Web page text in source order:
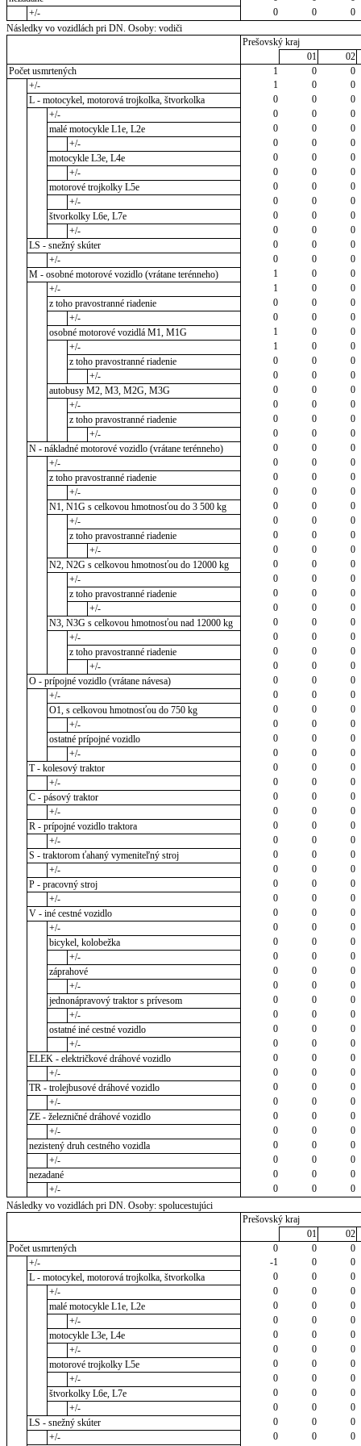
+/-
0 0 0
Následky vo vozidlách pri DN. Osoby: vodiči
Prešovský kraj
01
02
Počet usmrtených
1 0 0
+/-
1 0 0
L - motocykel, motorová trojkolka, štvorkolka
0 0 0
+/-
0 0 0
malé motocykle L1e, L2e
0 0 0
+/-
0 0 0
motocykle L3e, L4e
0 0 0
+/-
0 0 0
motorové trojkolky L5e
0 0 0
+/-
0 0 0
štvorkolky L6e, L7e
0 0 0
+/-
0 0 0
LS - snežný skúter
0 0 0
+/-
0 0 0
M - osobné motorové vozidlo (vrátane terénneho)
1 0 0
+/-
1 0 0
z toho pravostranné riadenie
0 0 0
+/-
0 0 0
osobné motorové vozidlá M1, M1G
1 0 0
+/-
1 0 0
z toho pravostranné riadenie
0 0 0
+/-
0 0 0
autobusy M2, M3, M2G, M3G
0 0 0
+/-
0 0 0
z toho pravostranné riadenie
0 0 0
+/-
0 0 0
N - nákladné motorové vozidlo (vrátane terénneho)
0 0 0
+/-
0 0 0
z toho pravostranné riadenie
0 0 0
+/-
0 0 0
N1, N1G s celkovou hmotnosťou do 3 500 kg
0 0 0
+/-
0 0 0
z toho pravostranné riadenie
0 0 0
+/-
0 0 0
N2, N2G s celkovou hmotnosťou do 12000 kg
0 0 0
+/-
0 0 0
z toho pravostranné riadenie
0 0 0
+/-
0 0 0
N3, N3G s celkovou hmotnosťou nad 12000 kg
0 0 0
+/-
0 0 0
z toho pravostranné riadenie
0 0 0
+/-
0 0 0
O - prípojné vozidlo (vrátane návesa)
0 0 0
+/-
0 0 0
O1, s celkovou hmotnosťou do 750 kg
0 0 0
+/-
0 0 0
ostatné prípojné vozidlo
0 0 0
+/-
0 0 0
T - kolesový traktor
0 0 0
+/-
0 0 0
C - pásový traktor
0 0 0
+/-
0 0 0
R - prípojné vozidlo traktora
0 0 0
+/-
0 0 0
S - traktorom ťahaný vymeniteľný stroj
0 0 0
+/-
0 0 0
P - pracovný stroj
0 0 0
+/-
0 0 0
V - iné cestné vozidlo
0 0 0
+/-
0 0 0
bicykel, kolobežka
0 0 0
+/-
0 0 0
záprahové
0 0 0
+/-
0 0 0
jednonápravový traktor s prívesom
0 0 0
+/-
0 0 0
ostatné iné cestné vozidlo
0 0 0
+/-
0 0 0
ELEK - električkové dráhové vozidlo
0 0 0
+/-
0 0 0
TR - trolejbusové dráhové vozidlo
0 0 0
+/-
0 0 0
ZE - železničné dráhové vozidlo
0 0 0
+/-
0 0 0
nezistený druh cestného vozidla
0 0 0
+/-
0 0 0
nezadané
0 0 0
+/-
0 0 0
Následky vo vozidlách pri DN. Osoby: spolucestujúci
Prešovský kraj
01
02
Počet usmrtených
0 0 0
+/-
-1 0 0
L - motocykel, motorová trojkolka, štvorkolka
0 0 0
+/-
0 0 0
malé motocykle L1e, L2e
0 0 0
+/-
0 0 0
motocykle L3e, L4e
0 0 0
+/-
0 0 0
motorové trojkolky L5e
0 0 0
+/-
0 0 0
štvorkolky L6e, L7e
0 0 0
+/-
0 0 0
LS - snežný skúter
0 0 0
+/-
0 0 0